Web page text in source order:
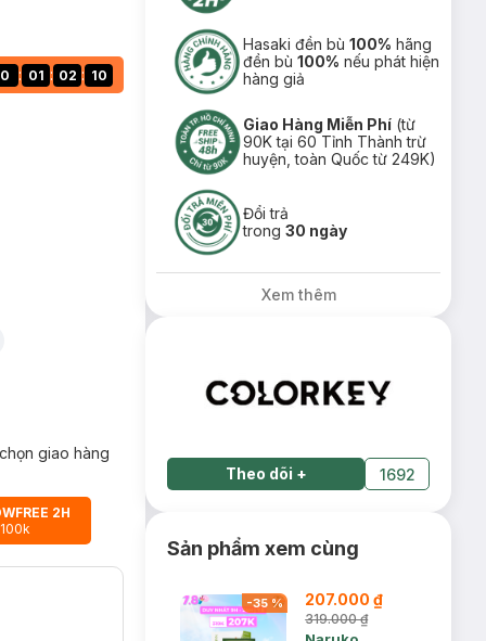
0 : 01 : 02 : 09
giao hàng
2H
Hasaki đền bù100% hãng
đền bù100% nếu phát hiện
hàng giả
Giao Hàng Miễn Phí (từ
90K tại 60 Tỉnh Thành trừ
huyện, toàn Quốc từ 249K)
Đổi trả
trong30 ngày
Xem thêm
Theo dõi + 1692
Sản phẩm xem cùng
-35% 207.000 ₫
319.000 ₫